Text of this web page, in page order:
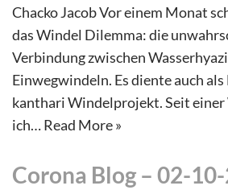
Chacko Jacob Vor einem Monat
das Windel Dilemma: die
Verbindung zwischen
Einwegwindeln. Es diente auch
kanthari Windelprojekt. Seit einer
ich…Read More »
Corona Blog – 02-